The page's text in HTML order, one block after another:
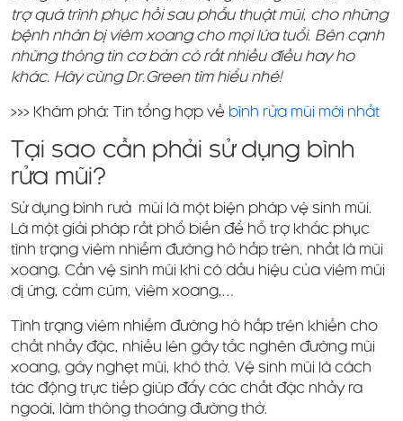
trợ quá trình phục hồi sau phẫu thuật mũi, cho những
bệnh nhân bị viêm xoang cho mọi lứa tuổi. Bên cạnh
những thông tin cơ bản có rất nhiều điều hay ho
khác. Hãy cùng Dr.Green tìm hiểu nhé!
>>> Khám phá: Tin tổng hợp về bình rửa mũi mới nhất
Tại sao cần phải sử dụng bình
rửa mũi?
Sử dụng bình rưả mũi là một biện pháp vệ sinh mũi.
Là một giải pháp rất phổ biến để hỗ trợ khắc phục
tình trạng viêm nhiễm đường hô hấp trên, nhất là mũi
xoang. Cần vệ sinh mũi khi có dấu hiệu của viêm mũi
dị ứng, cảm cúm, viêm xoang,…
Tình trạng viêm nhiễm đường hô hấp trên khiến cho
chất nhầy đặc, nhiều lên gây tắc nghẽn đường mũi
xoang, gây nghẹt mũi, khó thở. Vệ sinh mũi là cách
tác động trực tiếp giúp đẩy các chất đặc nhầy ra
ngoài, làm thông thoáng đường thở.